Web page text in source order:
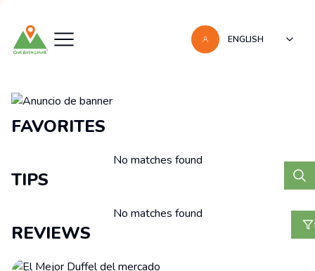
ENGLISH
Recomendaciones
FAVORITES
No matches found
TIPS
No matches found
REVIEWS